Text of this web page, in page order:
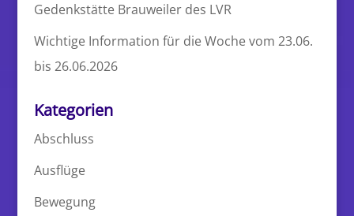
Gedenkstätte Brauweiler des LVR
Wichtige Information für die Woche vom 23.06.
bis 26.06.2026
Kategorien
Abschluss
Ausflüge
Bewegung